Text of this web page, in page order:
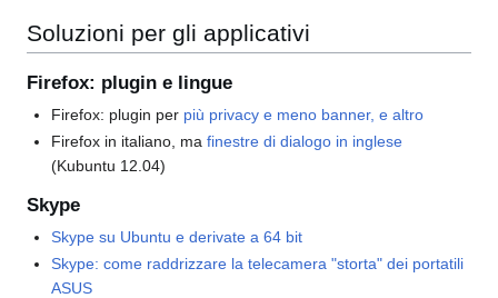
Soluzioni per gli applicativi
Firefox: plugin e lingue
Firefox: plugin per più privacy e meno banner, e altro
Firefox in italiano, mafinestre di dialogo in inglese
(Kubuntu 12.04)
Skype
Skype su Ubuntu e derivate a 64 bit
Skype: come raddrizzare la telecamera "storta" dei portatili
ASUS